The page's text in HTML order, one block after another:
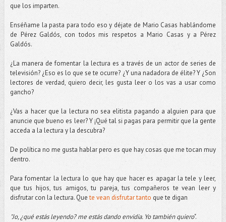
que los imparten.
Enséñame la pasta para todo eso y déjate de Mario Casas hablándome
de Pérez Galdós, con todos mis respetos a Mario Casas y a Pérez
Galdós.
¿La manera de fomentar la lectura es a través de un actor de series de
televisión? ¿Eso es lo que se te ocurre? ¿Y una nadadora de élite? Y ¿Son
lectores de verdad, quiero decir, les gusta leer o los vas a usar como
gancho?
¿Vas a hacer que la lectura no sea elitista pagando a alguien para que
anuncie que bueno es leer? Y ¡Qué tal si pagas para permitir que la gente
acceda a la lectura y la descubra?
De política no me gusta hablar pero es que hay cosas que me tocan muy
dentro.
Para fomentar la lectura lo que hay que hacer es apagar la tele y leer,
que tus hijos, tus amigos, tu pareja, tus compañeros te vean leer y
disfrutar con la lectura. Quete vean disfrutar tanto que te digan
"Jo, ¿qué estás leyendo? me estás dando envidia. Yo también quiero".